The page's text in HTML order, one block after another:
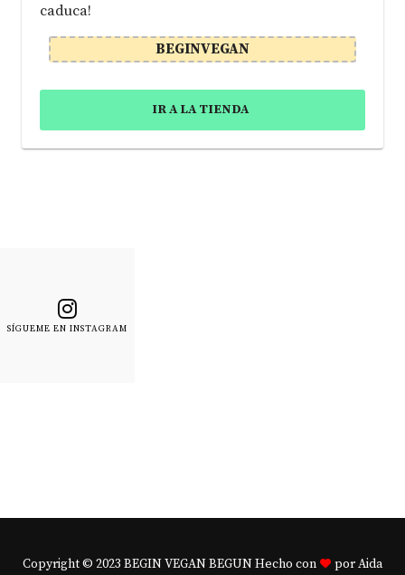
caduca!
BEGINVEGAN
IR A LA TIENDA
SÍGUEME EN INSTAGRAM
Copyright © 2023 BEGIN VEGAN BEGUN Hecho con por Aida